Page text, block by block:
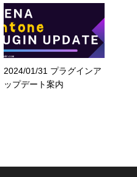
2024/01/31 プラグインア
ップデート案内